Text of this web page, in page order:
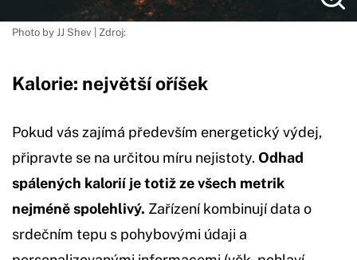
Photo by JJ Shev | Zdroj:
Kalorie: největší oříšek
Pokud vás zajímá především energetický výdej,
připravte se na určitou míru nejistoty. Odhad
spálených kalorií je totiž ze všech metrik
nejméně spolehlivý. Zařízení kombinují data o
srdečním tepu s pohybovými údaji a